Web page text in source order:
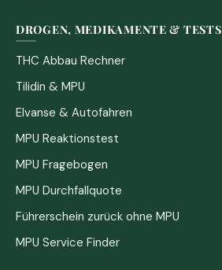
DROGEN, MEDIKAMENTE & TESTS
THC Abbau Rechner
Tilidin & MPU
Elvanse & Autofahren
MPU Reaktionstest
MPU Fragebogen
MPU Durchfallquote
Führerschein zurück ohne MPU
MPU Service Finder